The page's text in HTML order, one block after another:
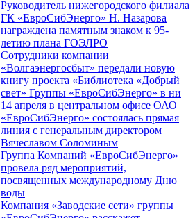
Руководитель нижегородского филиала
ГК «ЕвроСибЭнерго» Н. Назарова
награждена памятным знаком к 95-
летию плана ГОЭЛРО
Сотрудники компании
«Волгаэнергосбыт» передали новую
книгу проекта «Библиотека «Добрый
свет» Группы «ЕвроСибЭнерго» в ни
14 апреля в центральном офисе ОАО
«ЕвроСибЭнерго» состоялась прямая
линия с генеральным директором
Вячеславом Соломиным
Группа Компаний «ЕвроСибЭнерго»
провела ряд мероприятий,
посвященных международному Дню
воды
Компания «Заводские сети» группы